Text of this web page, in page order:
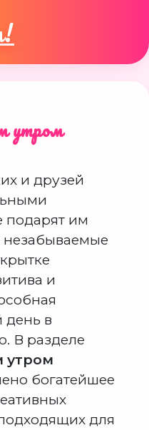
утром
и друзей
подарят им
и
день в
В разделе
утром
богатейшее
для